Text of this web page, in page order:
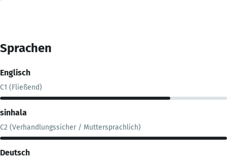
Sprachen
Englisch
C1 (Fließend)
sinhala
C2 (Verhandlungssicher / Muttersprachlich)
Deutsch